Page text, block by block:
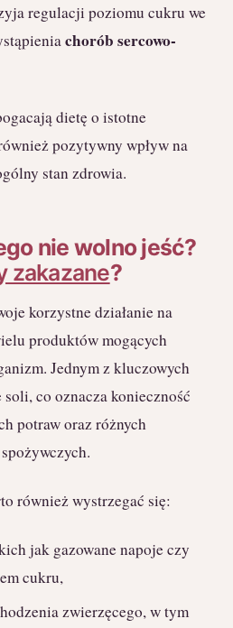
regulacji poziomu cukru we
chorób sercowo-
dietę o istotne
pozytywny wpływ na
stan zdrowia.
nie wolno jeść?
zakazane?
korzystne działanie na
produktów mogących
Jednym z kluczowych
co oznacza konieczność
potraw oraz różnych
również wystrzegać się:
jak gazowane napoje czy
cukru,
zwierzęcego, w tym